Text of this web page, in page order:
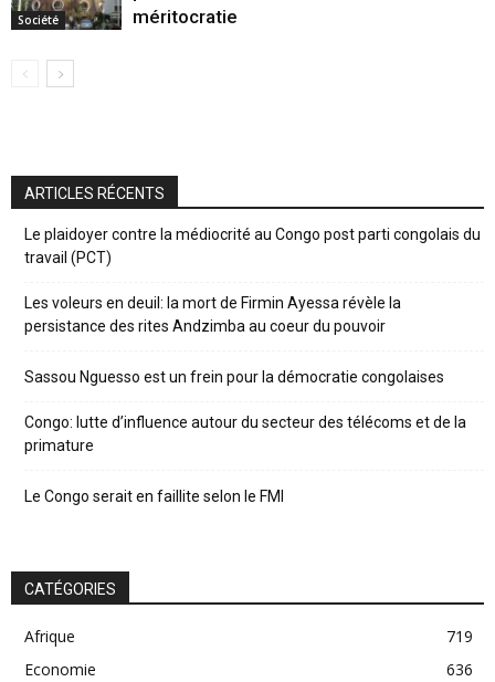
Société
méritocratie
ARTICLES RÉCENTS
Le plaidoyer contre la médiocrité au Congo post parti congolais du
travail (PCT)
Les voleurs en deuil: la mort de Firmin Ayessa révèle la
persistance des rites Andzimba au coeur du pouvoir
Sassou Nguesso est un frein pour la démocratie congolaises
Congo: lutte d’influence autour du secteur des télécoms et de la
primature
Le Congo serait en faillite selon le FMI
CATÉGORIES
Afrique
719
Economie
636